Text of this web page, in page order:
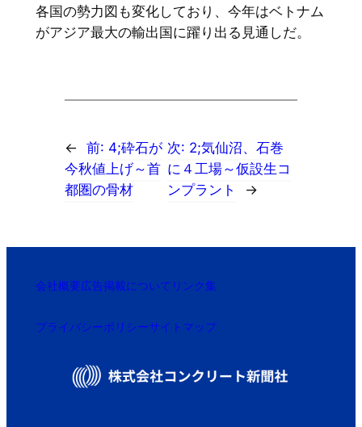
各国の勢力図も変化しており、今年はベトナム
がアジア最大の輸出国に躍り出る見通しだ。
← 前: 4;砕石が
今秋値上げ～首
都圏の骨材
次: 2;気仙沼、石巻
に４工場～仮設生コ
ンプラント
→
会社概要広告掲載について リンク集
プライバシーポリシーサイトマップ